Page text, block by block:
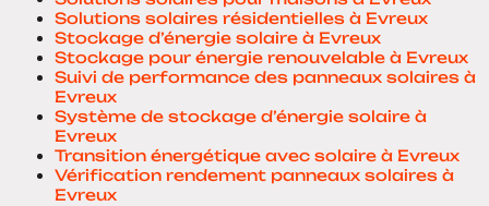
Solutions solaires résidentielles à Evreux
Stockage d’énergie solaire à Evreux
Stockage pour énergie renouvelable à Evreux
Suivi de performance des panneaux solaires à
Evreux
Système de stockage d’énergie solaire à
Evreux
Transition énergétique avec solaire à Evreux
Vérification rendement panneaux solaires à
Evreux